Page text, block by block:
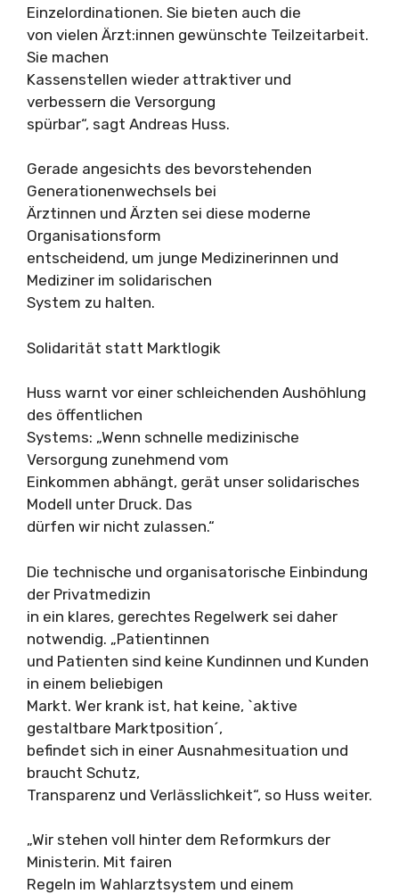
Einzelordinationen. Sie bieten auch die
von vielen Ärzt:innen gewünschte Teilzeitarbeit.
Sie machen
Kassenstellen wieder attraktiver und
verbessern die Versorgung
spürbar“, sagt Andreas Huss.
Gerade angesichts des bevorstehenden
Generationenwechsels bei
Ärztinnen und Ärzten sei diese moderne
Organisationsform
entscheidend, um junge Medizinerinnen und
Mediziner im solidarischen
System zu halten.
Solidarität statt Marktlogik
Huss warnt vor einer schleichenden Aushöhlung
des öffentlichen
Systems: „Wenn schnelle medizinische
Versorgung zunehmend vom
Einkommen abhängt, gerät unser solidarisches
Modell unter Druck. Das
dürfen wir nicht zulassen.“
Die technische und organisatorische Einbindung
der Privatmedizin
in ein klares, gerechtes Regelwerk sei daher
notwendig. „Patientinnen
und Patienten sind keine Kundinnen und Kunden
in einem beliebigen
Markt. Wer krank ist, hat keine, `aktive
gestaltbare Marktposition´,
befindet sich in einer Ausnahmesituation und
braucht Schutz,
Transparenz und Verlässlichkeit“, so Huss weiter.
„Wir stehen voll hinter dem Reformkurs der
Ministerin. Mit fairen
Regeln im Wahlarztsystem und einem